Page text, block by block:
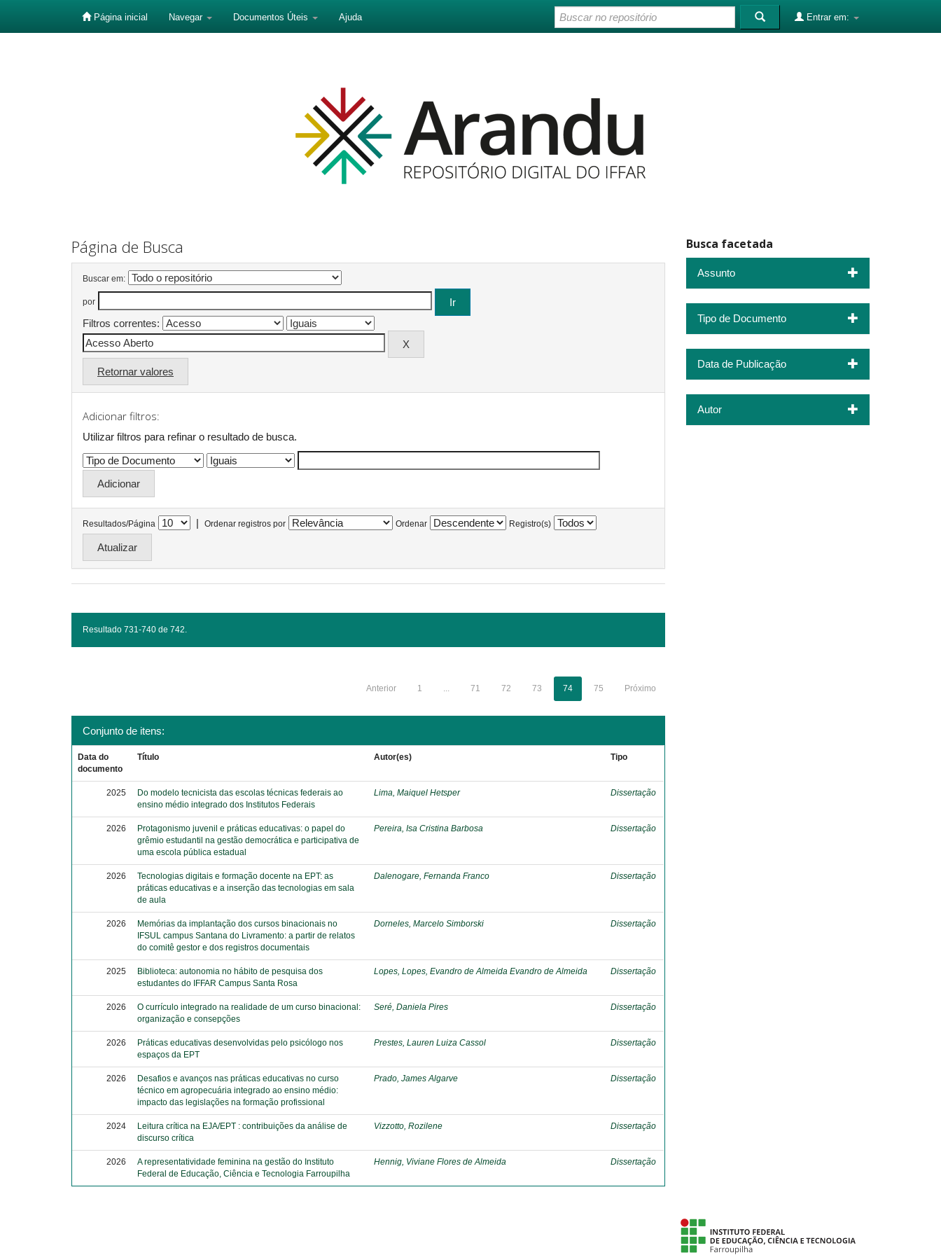
Página inicial Navegar Documentos Úteis Ajuda Entrar em:
Página de Busca
Buscar em:
por
Filtros correntes:
Retornar valores
Adicionar filtros:
Utilizar filtros para refinar o resultado de busca.
Resultados/Página | Ordenar registros por Ordenar Registro(s)
Resultado 731-740 de 742.
Anterior 1 ... 71 72 73 74 75 Próximo
Conjunto de itens:
Data do
documento
Título Autor(es) Tipo
2025
Do modelo tecnicista das escolas técnicas federais ao
ensino médio integrado dos Institutos Federais
Lima, Maiquel Hetsper Dissertação
2026
Protagonismo juvenil e práticas educativas: o papel do
grêmio estudantil na gestão democrática e participativa de
uma escola pública estadual
Pereira, Isa Cristina Barbosa Dissertação
2026
Tecnologias digitais e formação docente na EPT: as
práticas educativas e a inserção das tecnologias em sala
de aula
Dalenogare, Fernanda Franco Dissertação
2026
Memórias da implantação dos cursos binacionais no
IFSUL campus Santana do Livramento: a partir de relatos
do comitê gestor e dos registros documentais
Dorneles, Marcelo Simborski Dissertação
2025
Biblioteca: autonomia no hábito de pesquisa dos
estudantes do IFFAR Campus Santa Rosa
Lopes, Lopes, Evandro de Almeida Evandro de Almeida Dissertação
2026
O currículo integrado na realidade de um curso binacional:
organização e consepções
Seré, Daniela Pires Dissertação
2026
Práticas educativas desenvolvidas pelo psicólogo nos
espaços da EPT
Prestes, Lauren Luiza Cassol Dissertação
2026
Desafios e avanços nas práticas educativas no curso
técnico em agropecuária integrado ao ensino médio:
impacto das legislações na formação profissional
Prado, James Algarve Dissertação
2024
Leitura crítica na EJA/EPT : contribuições da análise de
discurso crítica
Vizzotto, Rozilene Dissertação
2026
A representatividade feminina na gestão do Instituto
Federal de Educação, Ciência e Tecnologia Farroupilha
Hennig, Viviane Flores de Almeida Dissertação
Busca facetada
Assunto
Tipo de Documento
Data de Publicação
Autor